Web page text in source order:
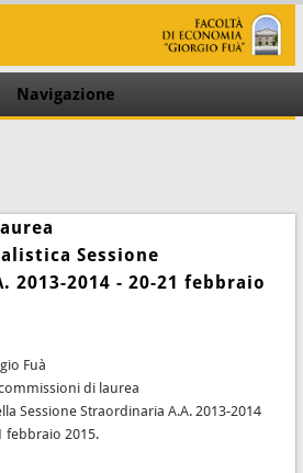
Navigazione
Sessione
2013-2014 - 20-21 febbraio
Fuà
di laurea
Sessione Straordinaria A.A. 2013-2014
febbraio 2015.